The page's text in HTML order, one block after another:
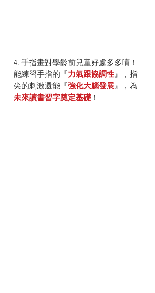
4. 手指畫對學齡前兒童好處多多唷！
能練習手指的『力氣跟協調性』，指
尖的刺激還能『強化大腦發展』，為
未來讀書習字奠定基礎 ！